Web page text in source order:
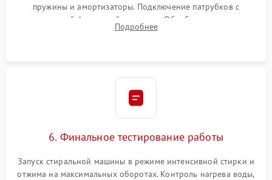
пружины и амортизаторы. Подключение патрубков с
надежной фиксацией хомутами. Обработка стыков
герметиком для предотвращения возможных протечек воды.
Подробнее
6. Финальное тестирование работы
Запуск стиральной машины в режиме интенсивной стирки и
отжима на максимальных оборотах. Контроль нагрева воды,